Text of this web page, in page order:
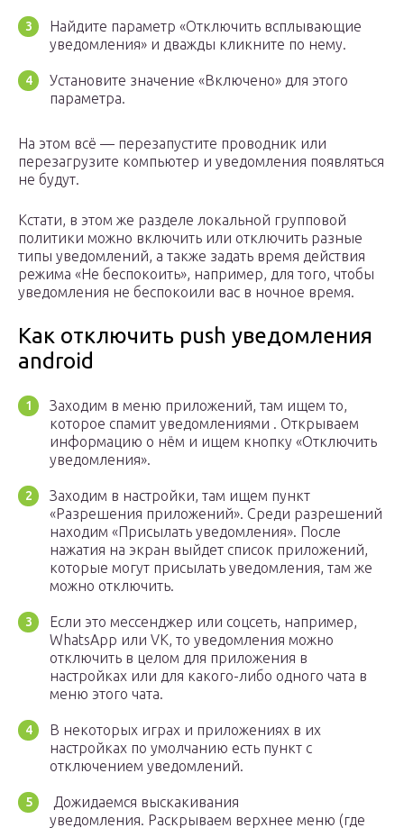
Найдите параметр «Отключить всплывающие
уведомления» и дважды кликните по нему.
Установите значение «Включено» для этого
параметра.
На этом всё — перезапустите проводник или
перезагрузите компьютер и уведомления появляться
не будут.
Кстати, в этом же разделе локальной групповой
политики можно включить или отключить разные
типы уведомлений, а также задать время действия
режима «Не беспокоить», например, для того, чтобы
уведомления не беспокоили вас в ночное время.
Как отключить push уведомления
android
Заходим в меню приложений, там ищем то,
которое спамит уведомлениями . Открываем
информацию о нём и ищем кнопку «Отключить
уведомления».
Заходим в настройки, там ищем пункт
«Разрешения приложений». Среди разрешений
находим «Присылать уведомления». После
нажатия на экран выйдет список приложений,
которые могут присылать уведомления, там же
можно отключить.
Если это мессенджер или соцсеть, например,
WhatsApp или VK, то уведомления можно
отключить в целом для приложения в
настройках или для какого-либо одного чата в
меню этого чата.
В некоторых играх и приложениях в их
настройках по умолчанию есть пункт с
отключением уведомлений.
Дожидаемся выскакивания
уведомления. Раскрываем верхнее меню (где